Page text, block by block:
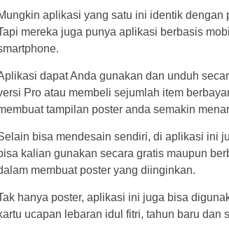
aplikasi yang satu ini identik
mereka juga punya aplikasi berbasis
dapat Anda gunakan dan unduh
Pro atau membeli sejumlah item
tampilan poster anda semakin
bisa mendesain sendiri, di aplikasi ini
kalian gunakan secara gratis maupun
membuat poster yang diinginkan.
hanya poster, aplikasi ini juga bisa
ucapan lebaran idul fitri, tahun baru dan